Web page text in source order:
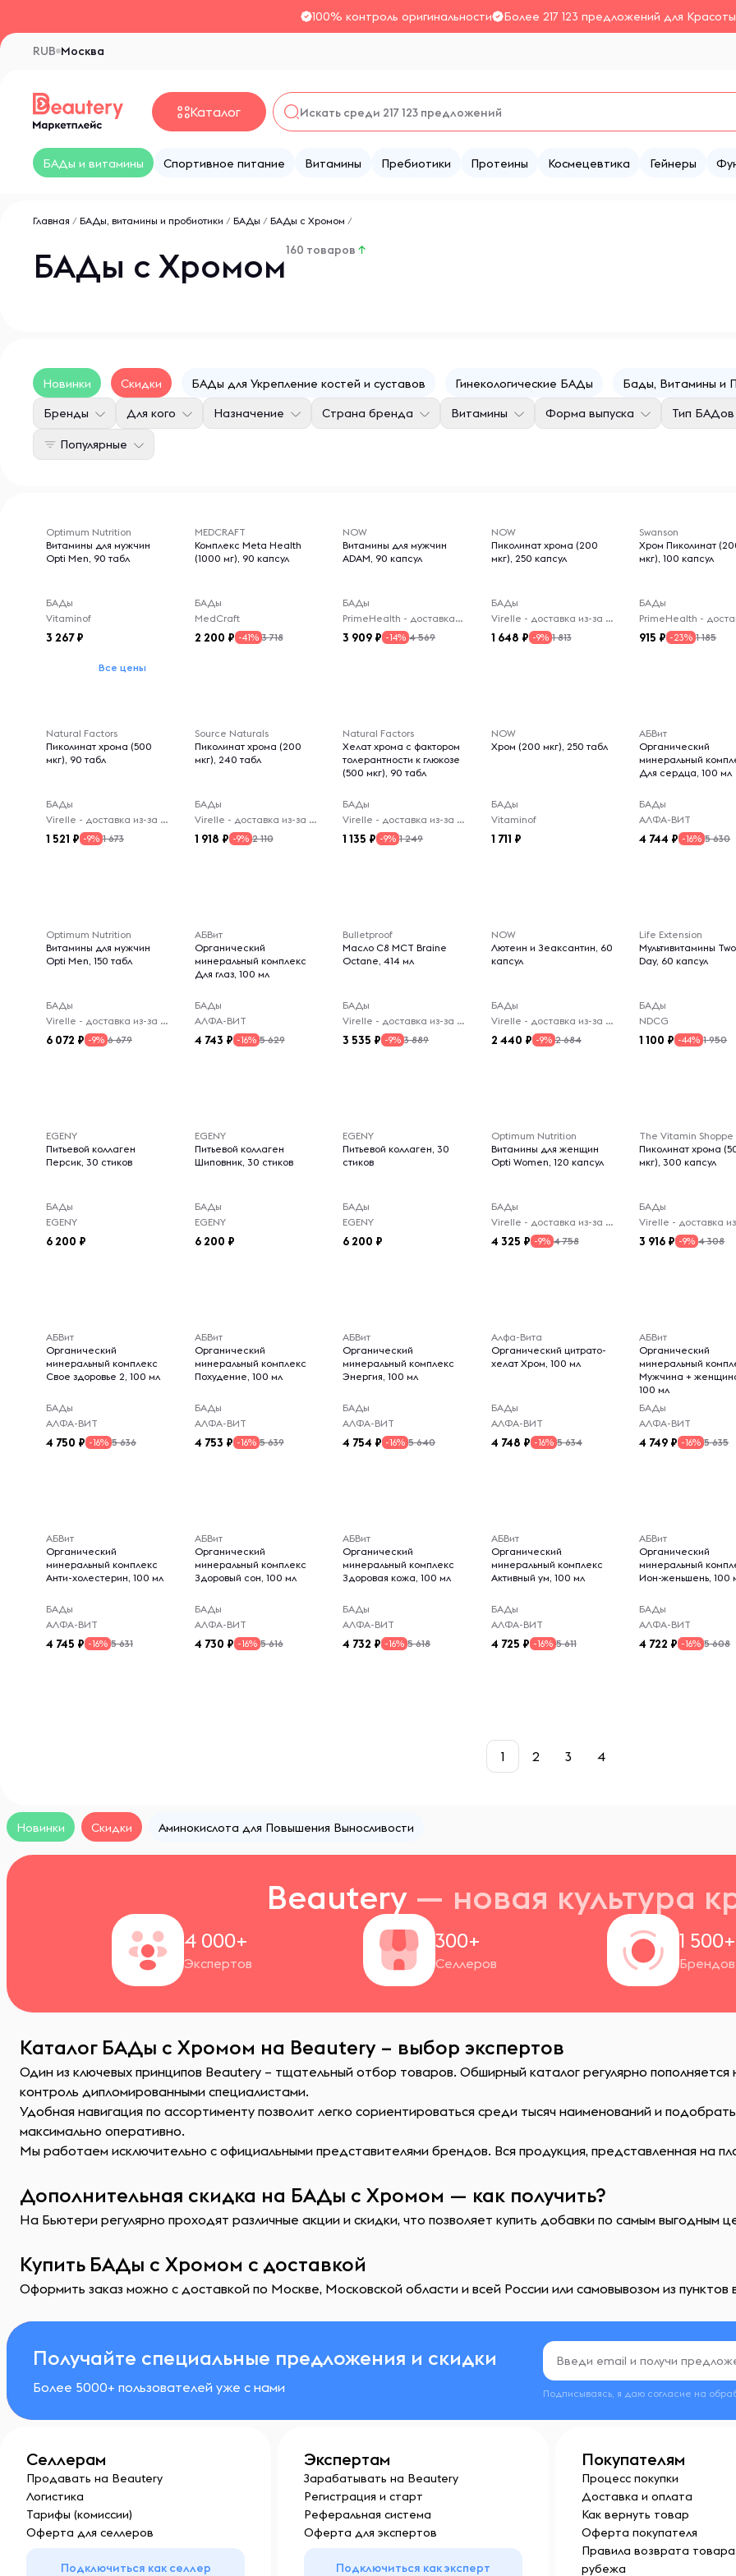
100% контроль оригинальности Более 217 123 предложений для
Москва
RUB
Каталог
БАДы и витамины Спортивное питание Витамины Пребиотики Протеины Космецевтика Гейнеры
Главная / БАДы, витамины и пробиотики / БАДы / БАДы с Хромом /
БАДы с Хромом160 товаров ↑
Новинки Скидки БАДы для Укрепление костей и суставов Гинекологические БАДы Бады, Витамины и
Бренды Для кого Назначение Страна бренда Витамины Форма выпуска Тип БАДов
Популярные
Optimum Nutrition
Витамины для мужчин
Opti Men, 90 табл
БАДы
Vitaminof
3 267
Все цены
MEDCRAFT
Комплекс Meta Health
(1000 мг), 90 капсул
БАДы
MedCraft
2 200 -41% 3 718
NOW
Витамины для мужчин
ADAM, 90 капсул
БАДы
PrimeHealth - доставка из-за рубежа
3 909 -14% 4 569
NOW
Пиколинат хрома (200
мкг), 250 капсул
БАДы
Virelle - доставка из-за рубежа
1 648 -9% 1 813
Swanson
Хром Пиколинат
мкг), 100 капсул
БАДы
915 -23% 1 185
Natural Factors
Пиколинат хрома (500
мкг), 90 табл
БАДы
Virelle - доставка из-за рубежа
1 521 -9% 1 673
Source Naturals
Пиколинат хрома (200
мкг), 240 табл
БАДы
Virelle - доставка из-за рубежа
1 918 -9% 2 110
Natural Factors
Хелат хрома с фактором
толерантности к глюкозе
(500 мкг), 90 табл
БАДы
Virelle - доставка из-за рубежа
1 135 -9% 1 249
NOW
Хром (200 мкг), 250 табл
БАДы
Vitaminof
1 711
АБВит
Органический
минеральный
Для сердца, 100 мл
БАДы
АЛФА-ВИТ
4 744 -16% 5 630
Optimum Nutrition
Витамины для мужчин
Opti Men, 150 табл
БАДы
Virelle - доставка из-за рубежа
6 072 -9% 6 679
АБВит
Органический
минеральный комплекс
Для глаз, 100 мл
БАДы
АЛФА-ВИТ
4 743 -16% 5 629
Bulletproof
Масло C8 MCT Braine
Octane, 414 мл
БАДы
Virelle - доставка из-за рубежа
3 535 -9% 3 889
NOW
Лютеин и Зеаксантин, 60
капсул
БАДы
Virelle - доставка из-за рубежа
2 440 -9% 2 684
Life Extension
Мультивитамины
Day, 60 капсул
БАДы
NDCG
1 100 -44% 1 950
EGENY
Питьевой коллаген
Персик, 30 стиков
БАДы
EGENY
6 200
EGENY
Питьевой коллаген
Шиповник, 30 стиков
БАДы
EGENY
6 200
EGENY
Питьевой коллаген, 30
стиков
БАДы
EGENY
6 200
Optimum Nutrition
Витамины для женщин
Opti Women, 120 капсул
БАДы
Virelle - доставка из-за рубежа
4 325 -9% 4 758
The Vitamin Shoppe
Пиколинат хрома
мкг), 300 капсул
БАДы
3 916 -9% 4 308
АБВит
Органический
минеральный комплекс
Свое здоровье 2, 100 мл
БАДы
АЛФА-ВИТ
4 750 -16% 5 636
АБВит
Органический
минеральный комплекс
Похудение, 100 мл
БАДы
АЛФА-ВИТ
4 753 -16% 5 639
АБВит
Органический
минеральный комплекс
Энергия, 100 мл
БАДы
АЛФА-ВИТ
4 754 -16% 5 640
Алфа-Вита
Органический цитрато-
хелат Хром, 100 мл
БАДы
АЛФА-ВИТ
4 748 -16% 5 634
АБВит
Органический
минеральный
Мужчина +
100 мл
БАДы
АЛФА-ВИТ
4 749 -16% 5 635
АБВит
Органический
минеральный комплекс
Анти-холестерин, 100 мл
БАДы
АЛФА-ВИТ
4 745 -16% 5 631
АБВит
Органический
минеральный комплекс
Здоровый сон, 100 мл
БАДы
АЛФА-ВИТ
4 730 -16% 5 616
АБВит
Органический
минеральный комплекс
Здоровая кожа, 100 мл
БАДы
АЛФА-ВИТ
4 732 -16% 5 618
АБВит
Органический
минеральный комплекс
Активный ум, 100 мл
БАДы
АЛФА-ВИТ
4 725 -16% 5 611
АБВит
Органический
минеральный
Ион-женьшень, 100
БАДы
АЛФА-ВИТ
4 722 -16% 5 608
1 2 3 4
Новинки Скидки Аминокислота для Повышения Выносливости
Beautery — новая культура
4 000+
Экспертов
300+
Селлеров
1 500+
Брендов
Каталог БАДы с Хромом на Beautery – выбор экспертов
Один из ключевых принципов Beautery – тщательный отбор товаров. Обширный каталог регулярно
контроль дипломированными специалистами.
Удобная навигация по ассортименту позволит легко сориентироваться среди тысяч наименований и
максимально оперативно.
Мы работаем исключительно с официальными представителями брендов. Вся продукция, представленная на
Дополнительная скидка на БАДы с Хромом — как получить?
На Бьютери регулярно проходят различные акции и скидки, что позволяет купить добавки по самым выгодным
Купить БАДы с Хромом с доставкой
Оформить заказ можно с доставкой по Москве, Московской области и всей России или самовывозом из пунктов
Получайте специальные предложения и скидки
Более 5000+ пользователей уже с нами Подписываясь, я даю согласие на
Селлерам
Продавать на Beautery
Логистика
Тарифы (комиссии)
Оферта для селлеров
Подключиться как селлер
Экспертам
Зарабатывать на Beautery
Регистрация и старт
Реферальная система
Оферта для экспертов
Подключиться как эксперт
Покупателям
Процесс покупки
Доставка и оплата
Как вернуть товар
Оферта покупателя
Правила возврата товара
рубежа